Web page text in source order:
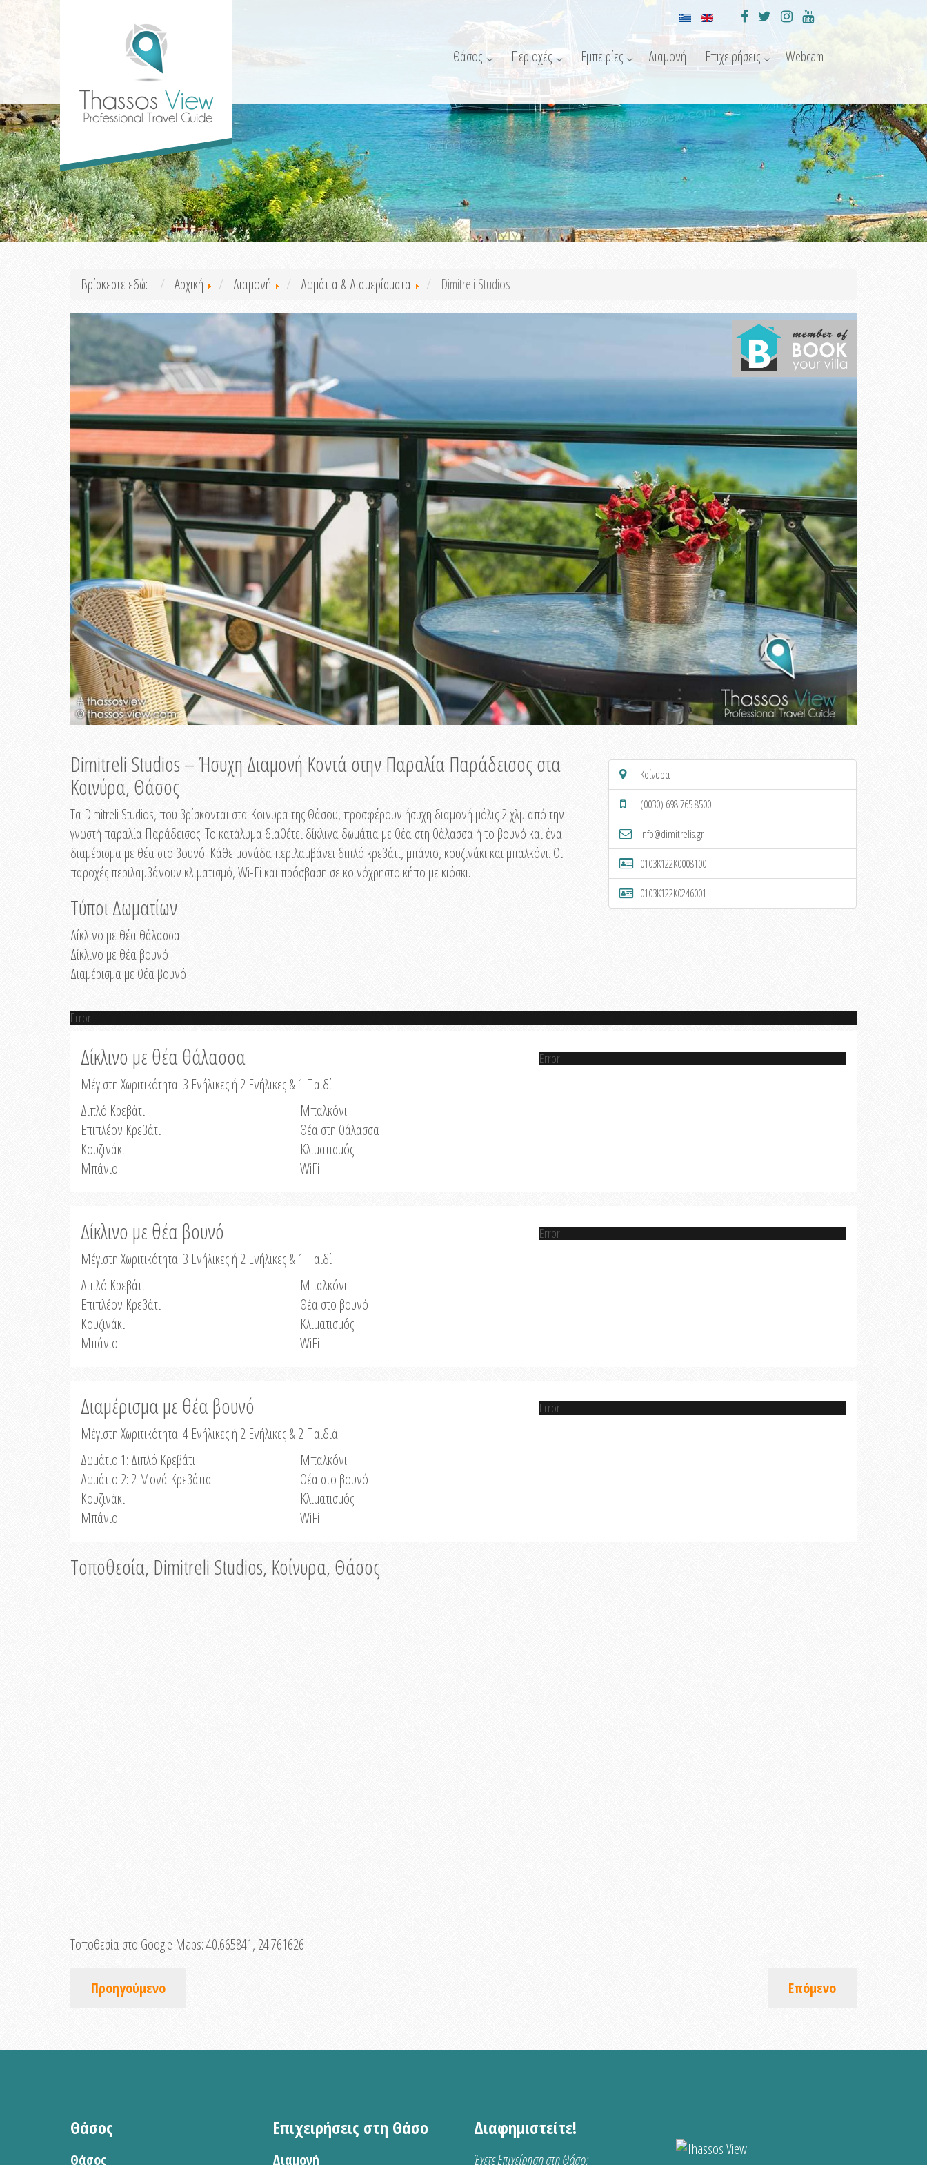
Θάσος Περιοχές Εμπειρίες Διαμονή Επιχειρήσεις Webcam
Βρίσκεστε εδώ: Αρχική Διαμονή Δωμάτια & Διαμερίσματα Dimitreli Studios
Dimitreli Studios – Ήσυχη Διαμονή Κοντά στην Παραλία Παράδεισος στα
Κοινύρα, Θάσος
Τα Dimitreli Studios, που βρίσκονται στα Κοινυρα της Θάσου, προσφέρουν ήσυχη διαμονή μόλις 2 χλμ από την
γνωστή παραλία Παράδεισος. Το κατάλυμα διαθέτει δίκλινα δωμάτια με θέα στη θάλασσα ή το βουνό και ένα
διαμέρισμα με θέα στο βουνό. Κάθε μονάδα περιλαμβάνει διπλό κρεβάτι, μπάνιο, κουζινάκι και μπαλκόνι. Οι
παροχές περιλαμβάνουν κλιματισμό, Wi-Fi και πρόσβαση σε κοινόχρηστο κήπο με κιόσκι.
Τύποι Δωματίων
Δίκλινο με θέα θάλασσα
Δίκλινο με θέα βουνό
Διαμέρισμα με θέα βουνό
Κοίνυρα
(0030) 698 765 8500
info@dimitrelis.gr
0103K122K0008100
0103K122K0246001
Error
Δίκλινο με θέα θάλασσα
Μέγιστη Χωριτικότητα: 3 Ενήλικες ή 2 Ενήλικες & 1 Παιδί
Διπλό Κρεβάτι
Επιπλέον Κρεβάτι
Κουζινάκι
Μπάνιο
Μπαλκόνι
Θέα στη θάλασσα
Κλιματισμός
WiFi
Error
Δίκλινο με θέα βουνό
Μέγιστη Χωριτικότητα: 3 Ενήλικες ή 2 Ενήλικες & 1 Παιδί
Διπλό Κρεβάτι
Επιπλέον Κρεβάτι
Κουζινάκι
Μπάνιο
Μπαλκόνι
Θέα στο βουνό
Κλιματισμός
WiFi
Error
Διαμέρισμα με θέα βουνό
Μέγιστη Χωριτικότητα: 4 Ενήλικες ή 2 Ενήλικες & 2 Παιδιά
Δωμάτιο 1: Διπλό Κρεβάτι
Δωμάτιο 2: 2 Μονά Κρεβάτια
Κουζινάκι
Μπάνιο
Μπαλκόνι
Θέα στο βουνό
Κλιματισμός
WiFi
Error
Τοποθεσία, Dimitreli Studios, Κοίνυρα, Θάσος
Τοποθεσία στο Google Maps:40.665841, 24.761626
Προηγούμενο Επόμενο
Θάσος
Θάσος
Επιχειρήσεις στη Θάσο
Διαμονή
Διαφημιστείτε!
Έχετε Επιχείρηση στη Θάσο;